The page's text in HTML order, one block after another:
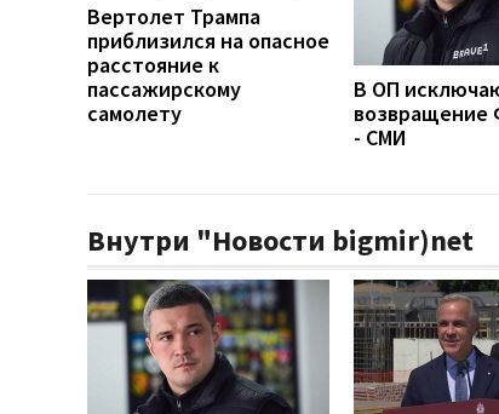
Вертолет Трампа
приблизился на опасное
расстояние к
пассажирскому
самолету
В ОП
возвращение
- СМИ
Внутри "Новости bigmir)net